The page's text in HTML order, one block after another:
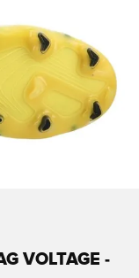
VOLTAGE -